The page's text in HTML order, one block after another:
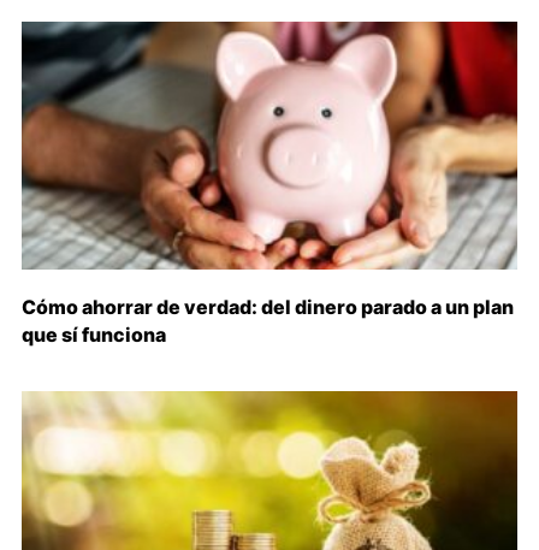
Cómo ahorrar de verdad: del dinero parado a un plan
que sí funciona